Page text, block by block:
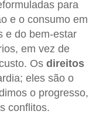
para
e o consumo em
e do bem-estar
em vez de
Os direitos
eles são o
o progresso,
conflitos.